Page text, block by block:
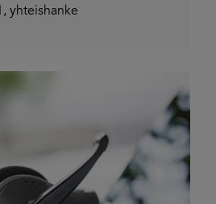
, yhteishanke